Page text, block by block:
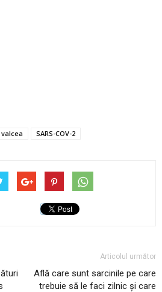
SARS-COV-2
Articolul următor
Află care sunt sarcinile pe care
trebuie să le faci zilnic şi care